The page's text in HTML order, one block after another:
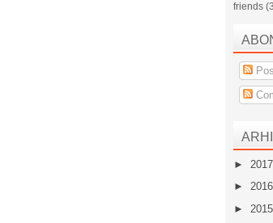
friends
► 2017
► 2016
► 2015